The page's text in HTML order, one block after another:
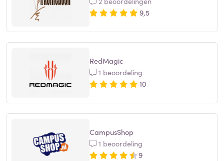
9,5
RedMagic
1 beoordeling
10
CampusShop
1 beoordeling
9